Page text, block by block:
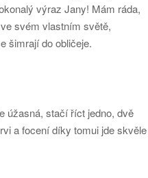
výraz Jany! Mám ráda,
svém vlastním světě,
šimrají do obličeje.
úžasná, stačí říct jedno, dvě
a focení díky tomui jde skvěle